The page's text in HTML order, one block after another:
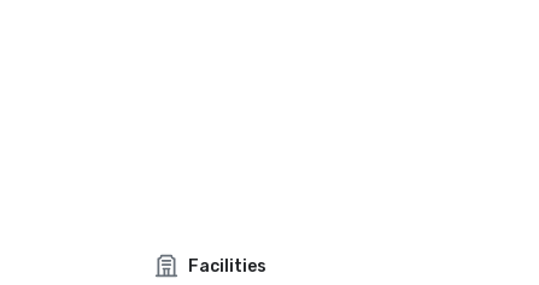
Facilities